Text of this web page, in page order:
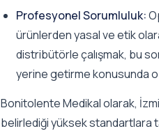
Profesyonel Sorumluluk:
ürünlerden yasal ve etik
distribütörle çalışmak, bu
yerine getirme konusunda
Bonitolente Medikal olarak,
belirlediği yüksek standartlara